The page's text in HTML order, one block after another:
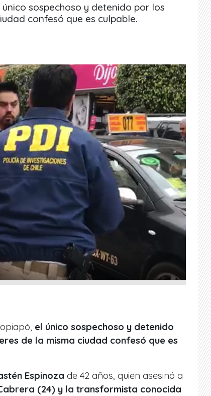
sospechoso y detenido por los
confesó que es culpable.
el único sospechoso y detenido
de la misma ciudad confesó que es
Espinoza de 42 años, quien asesinó a
(24) y la transformista conocida